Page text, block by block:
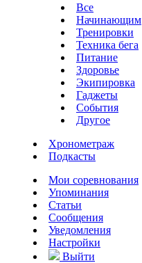
Все
Начинающим
Тренировки
Техника бега
Питание
Здоровье
Экипировка
Гаджеты
События
Другое
Хронометраж
Подкасты
Мои соревнования
Упоминания
Статьи
Сообщения
Уведомления
Настройки
Выйти